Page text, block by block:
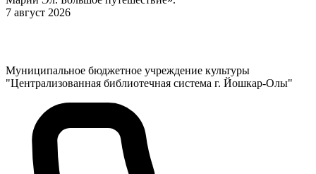
7 август 2026
Муниципальное бюджетное учреждение культуры
"Централизованная библиотечная система г. Йошкар-Олы"